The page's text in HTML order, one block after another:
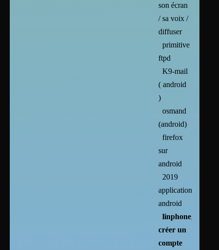
son écran
/ sa voix /
diffuser
primitive
ftpd
K9-mail
( android
)
osmand
(android)
firefox
sur
android
2019
applications
android
linphone,ekiga :
créer un
compte